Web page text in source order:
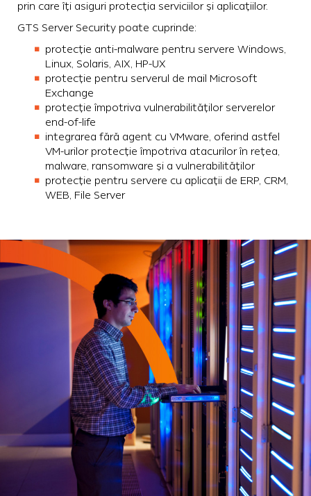
prin care îți asiguri protecția serviciilor și aplicațiilor.
GTS Server Security poate cuprinde:
protecție anti-malware pentru servere Windows,
Linux, Solaris, AIX, HP-UX
protecție pentru serverul de mail Microsoft
Exchange
protecție împotriva vulnerabilităților serverelor
end-of-life
integrarea fără agent cu VMware, oferind astfel
VM-urilor protecție împotriva atacurilor în rețea,
malware, ransomware și a vulnerabilităților
protecție pentru servere cu aplicații de ERP, CRM,
WEB, File Server